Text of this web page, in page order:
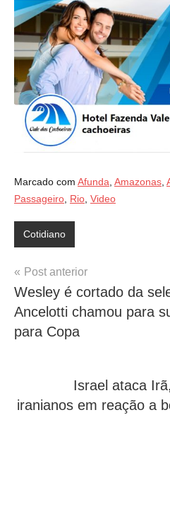
Marcado com Afunda Amazonas
Passageiro Rio Video
Cotidiano
Navegação
de
Post
Post anterior
Wesley é cortado da
Ancelotti chamou para
para Copa
Israel ataca
iranianos em reação a